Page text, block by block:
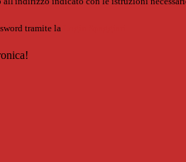
tramite la